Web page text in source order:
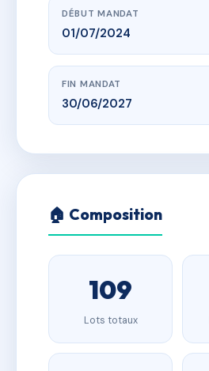
DÉBUT MANDAT
01/07/2024
FIN MANDAT
30/06/2027
🏠 Composition
109
Lots totaux